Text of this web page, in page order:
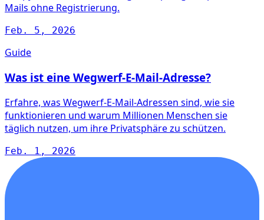
Mails ohne Registrierung.
Feb. 5, 2026
Guide
Was ist eine Wegwerf-E-Mail-Adresse?
Erfahre, was Wegwerf-E-Mail-Adressen sind, wie sie
funktionieren und warum Millionen Menschen sie
täglich nutzen, um ihre Privatsphäre zu schützen.
Feb. 1, 2026